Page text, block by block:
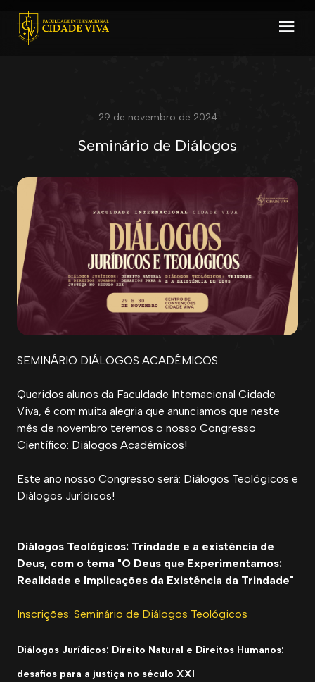
29 de novembro de 2024
Seminário de Diálogos
SEMINÁRIO DIÁLOGOS ACADÊMICOS
Queridos alunos da Faculdade Internacional Cidade
Viva, é com muita alegria que anunciamos que neste
mês de novembro teremos o nosso Congresso
Científico: Diálogos Acadêmicos!
Este ano nosso Congresso será: Diálogos Teológicos e
Diálogos Jurídicos!
Diálogos Teológicos: Trindade e a existência de
Deus, com o tema "O Deus que Experimentamos:
Realidade e Implicações da Existência da Trindade"
Inscrições: Seminário de Diálogos Teológicos
Diálogos Jurídicos: Direito Natural e Direitos Humanos:
desafios para a justiça no século XXI